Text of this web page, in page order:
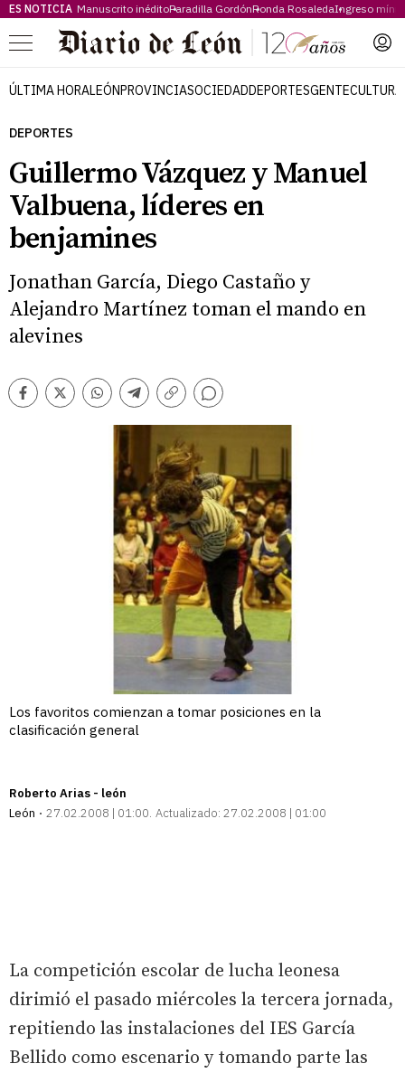
ES NOTICIA Manuscrito inéditoParadilla GordónRonda RosaledaIngreso
Menú
ÚLTIMA HORALEÓNPROVINCIASOCIEDADDEPORTESGENTECULTURA
DEPORTES
Guillermo Vázquez y Manuel
Valbuena, líderes en
benjamines
Jonathan García, Diego Castaño y
Alejandro Martínez toman el mando en
alevines
Facebook
TwitterWhatsappTelegram
Copiar
Comentarios
Los favoritos comienzan a tomar posiciones en la
clasificación general
Roberto Arias - león
León
27.02.2008 | 01:00 Actualizado: 27.02.2008 | 01:00
La competición escolar de lucha leonesa
dirimió el pasado miércoles la tercera jornada,
repitiendo las instalaciones del IES García
Bellido como escenario y tomando parte las